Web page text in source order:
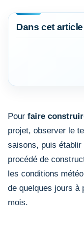
Dans cet article
Pour faire
projet, observer le
saisons, puis établir
procédé de
les conditions
de quelques jours à
mois.